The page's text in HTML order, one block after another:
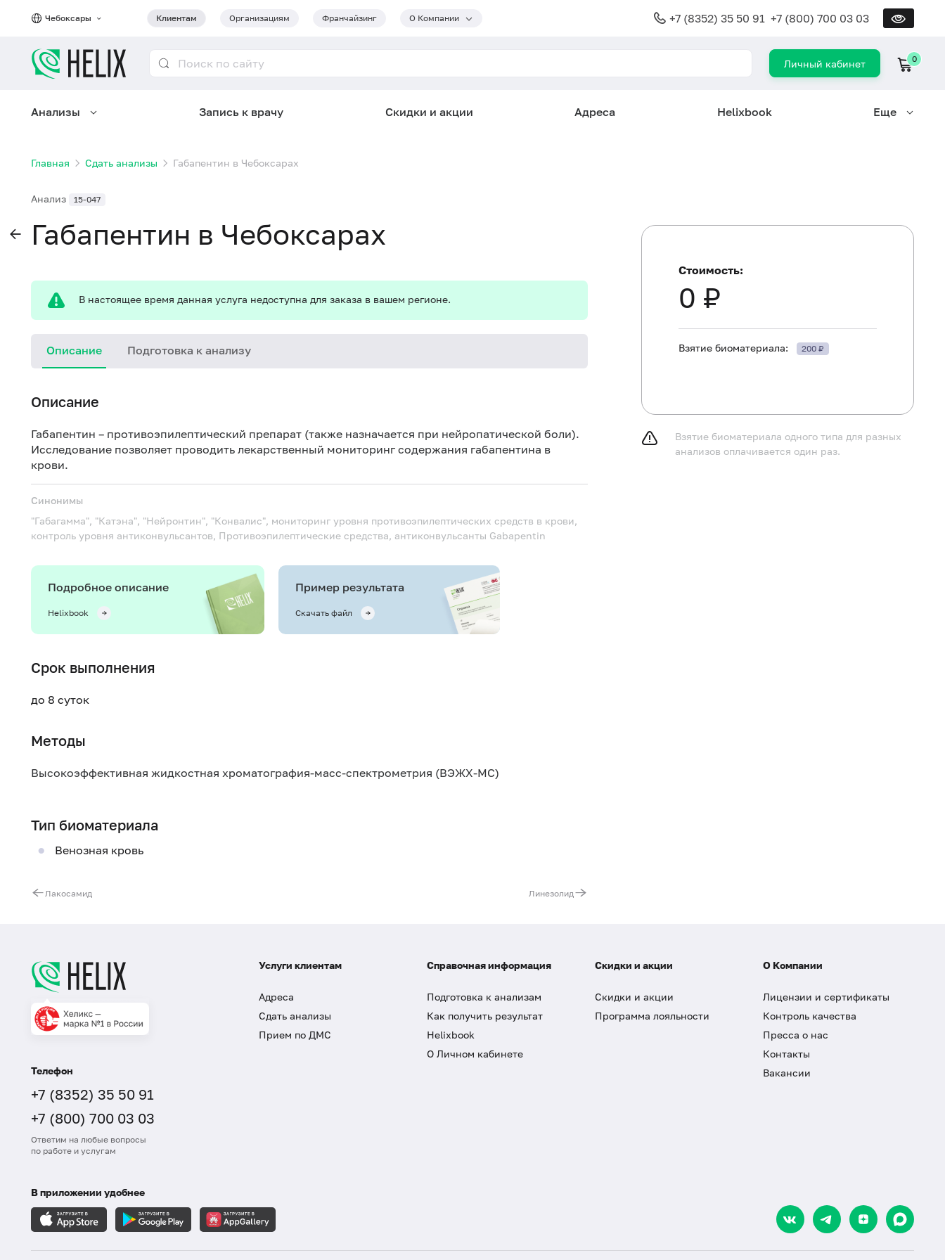
Чебоксары Клиентам Организациям Франчайзинг О Компании +7 (8352) 35 50 91 +7 (800) 700 03 03
Личный кабинет 0
Анализы Запись к врачу Скидки и акции Адреса Helixbook Еще
Главная Сдать анализы Габапентин в Чебоксарах
Анализ 15-047
Габапентин в Чебоксарах
В настоящее время данная услуга недоступна для заказа в вашем регионе.
Описание Подготовка к анализу
Описание
Габапентин – противоэпилептический препарат (также назначается при нейропатической боли).
Исследование позволяет проводить лекарственный мониторинг содержания габапентина в
крови.
Синонимы
"Габагамма", "Катэна", "Нейронтин", "Конвалис", мониторинг уровня противоэпилептических средств в крови,
контроль уровня антиконвульсантов, Противоэпилептические средства, антиконвульсанты Gabapentin
Подробное описание
Helixbook
Пример результата
Скачать файл
Срок выполнения
до 8 суток
Методы
Высокоэффективная жидкостная хроматография-масс-спектрометрия (ВЭЖХ-МС)
Тип биоматериала
Венозная кровь
Лакосамид Линезолид
до очередного приема препарата или по назначению врача
Стоимость:
0 ₽
Взятие биоматериала: 200 ₽
Взятие биоматериала одного типа для разных
анализов оплачивается один раз.
Телефон
+7 (8352) 35 50 91
+7 (800) 700 03 03
Ответим на любые вопросы
по работе и услугам
Услуги клиентам
Адреса
Сдать анализы
Прием по ДМС
Справочная информация
Подготовка к анализам
Как получить результат
Helixbook
О Личном кабинете
Скидки и акции
Скидки и акции
Программа лояльности
О Компании
Лицензии и сертификаты
Контроль качества
Пресса о нас
Контакты
Вакансии
В приложении удобнее